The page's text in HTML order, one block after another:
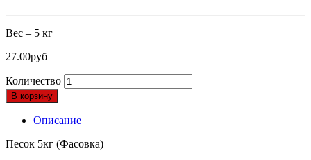
Вес – 5 кг
27.00руб
Количество
В корзину
Описание
Песок 5кг (Фасовка)